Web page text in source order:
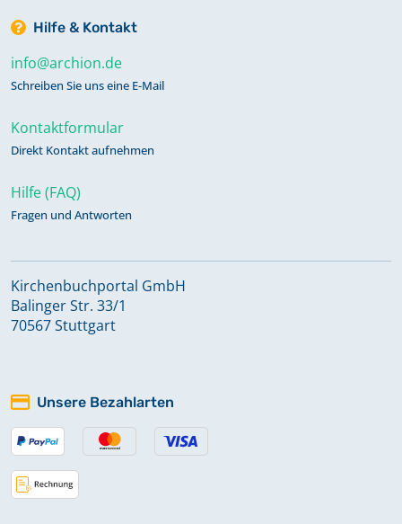
Hilfe & Kontakt
info@archion.de
Schreiben Sie uns eine E-Mail
Kontaktformular
Direkt Kontakt aufnehmen
Hilfe (FAQ)
Fragen und Antworten
Kirchenbuchportal GmbH
Balinger Str. 33/1
70567 Stuttgart
Unsere Bezahlarten